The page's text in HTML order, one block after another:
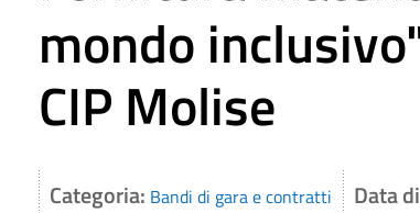
mondo
CIP Molise
Categoria: Bandi di gara e contratti Data